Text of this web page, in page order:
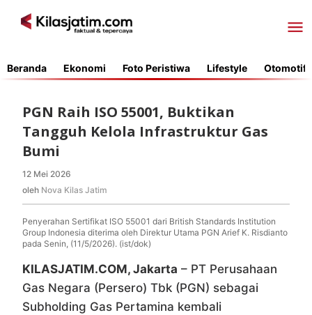
Beranda Ekonomi Foto Peristiwa Lifestyle Otomotif
PGN Raih ISO 55001, Buktikan
Tangguh Kelola Infrastruktur Gas
Bumi
12 Mei 2026
Nova
oleh Nova Kilas Jatim
Penyerahan Sertifikat ISO 55001 dari British Standards Institution
Group Indonesia diterima oleh Direktur Utama PGN Arief K. Risdianto
pada Senin, (11/5/2026). (ist/dok)
KILASJATIM.COM, Jakarta – PT Perusahaan
Gas Negara (Persero) Tbk (PGN) sebagai
Subholding Gas Pertamina kembali